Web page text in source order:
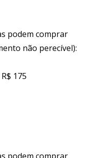
podem comprar
não perecível):
175